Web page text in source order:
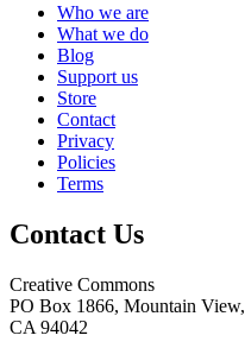
Who we are
What we do
Blog
Support us
Store
Contact
Privacy
Policies
Terms
Contact Us
Creative Commons
PO Box 1866, Mountain View,
CA 94042